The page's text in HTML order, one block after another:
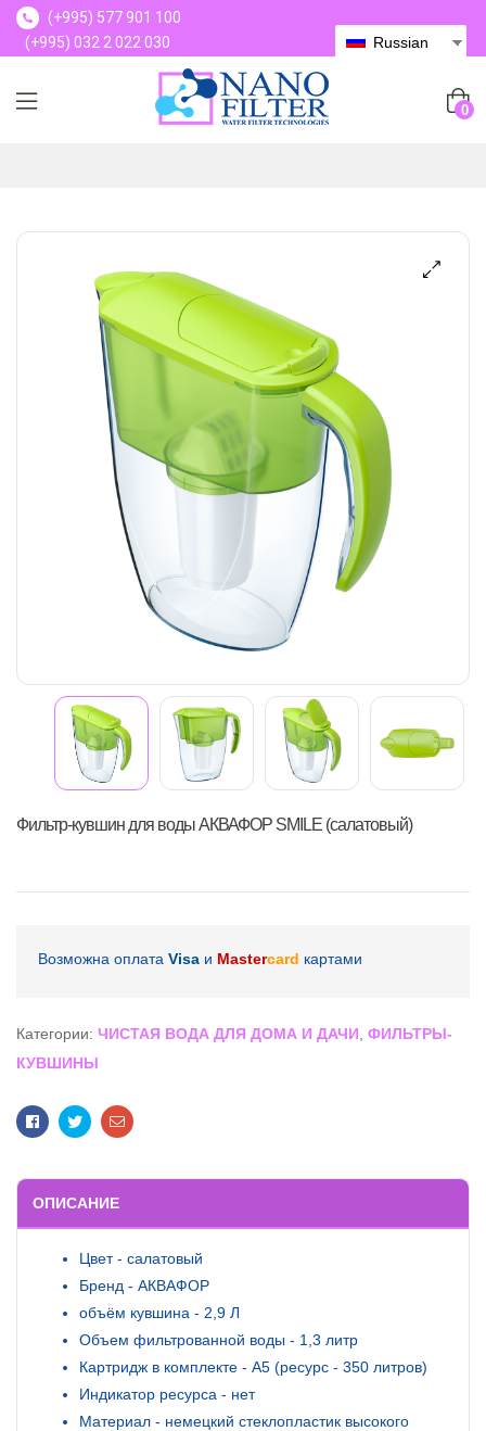
(+995) 577 901 100
(+995) 032 2 022 030
Russian
0
Фильтр-кувшин для воды АКВАФОР SMILE (салатовый)
Возможна оплата Visa и Mastercard картами
Категории: ЧИСТАЯ ВОДА ДЛЯ ДОМА И ДАЧИ ФИЛЬТРЫ-
КУВШИНЫ
FacebookTwitterEmail
ОПИСАНИЕ
Цвет - салатовый
Бренд - АКВАФОР
объём кувшина - 2,9 Л
Объем фильтрованной воды - 1,3 литр
Картридж в комплекте - А5 (ресурс - 350 литров)
Индикатор ресурса - нет
Материал - немецкий стеклопластик высокого